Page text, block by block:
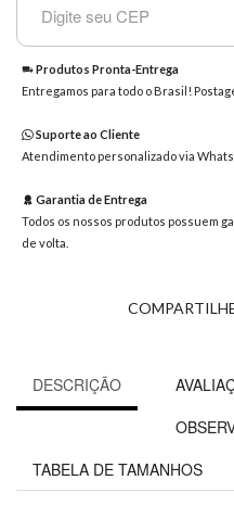
WhatsApp
Envie-
nos uma
Produtos Pronta-Entrega
Entregamos para todo o Brasil!
Suporte ao Cliente
Atendimento personalizado via
Garantia de Entrega
Todos os nossos produtos possuem
de volta.
DESCRIÇÃO
TABELA DE TAMANHOS